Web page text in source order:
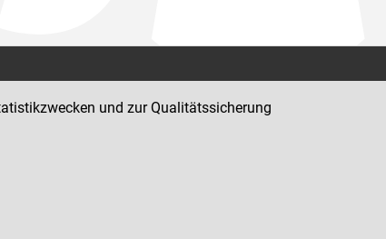
und zur Qualitätssicherung